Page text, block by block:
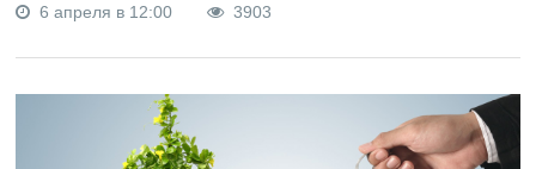
6 апреля в 12:00 3903